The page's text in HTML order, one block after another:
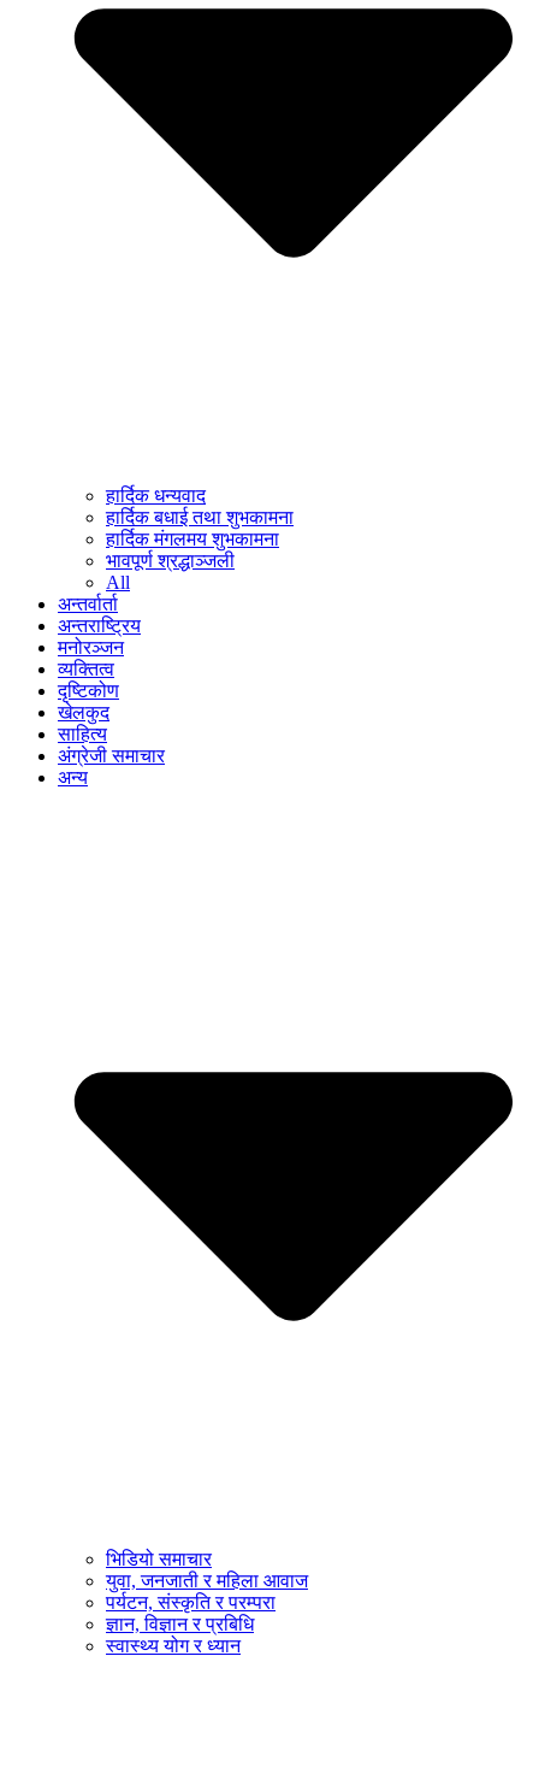
हार्दिक धन्यवाद
हार्दिक बधाई तथा शुभकामना
हार्दिक मंगलमय शुभकामना
भावपूर्ण श्रद्धाञ्जली
All
अन्तर्वार्ता
अन्तराष्ट्रिय
मनोरञ्जन
व्यक्तित्व
दृष्टिकोण
खेलकुद
साहित्य
अंग्रेजी समाचार
अन्य
भिडियो समाचार
युवा, जनजाती र महिला आवाज
पर्यटन, संस्कृति र परम्परा
ज्ञान, विज्ञान र प्रबिधि
स्वास्थ्य योग र ध्यान